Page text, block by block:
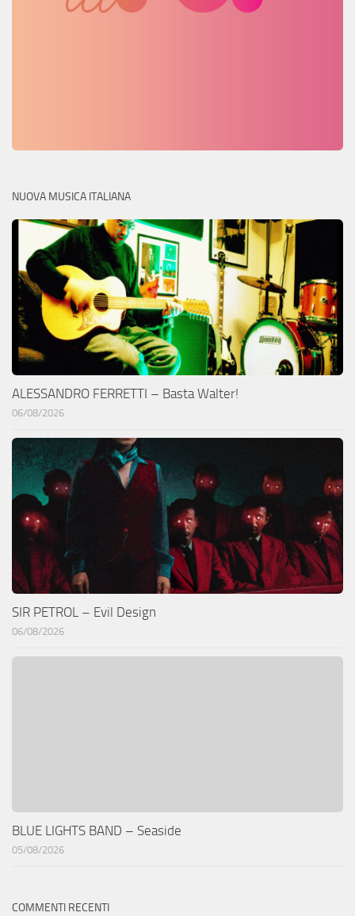
NUOVA MUSICA ITALIANA
ALESSANDRO FERRETTI – Basta Walter!
06/08/2026
SIR PETROL – Evil Design
06/08/2026
BLUE LIGHTS BAND – Seaside
05/08/2026
COMMENTI RECENTI